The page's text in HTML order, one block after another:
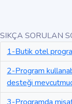
SIKÇA SORULAN
1-Butik otel
2-Program
desteği